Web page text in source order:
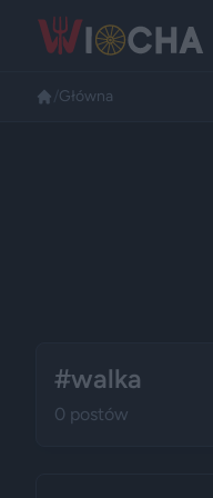
Główna
#walka
0 postów